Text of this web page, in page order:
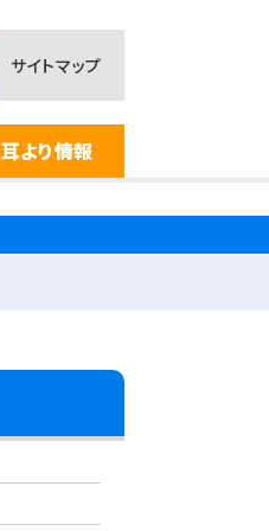
サイトマップ
耳より情報